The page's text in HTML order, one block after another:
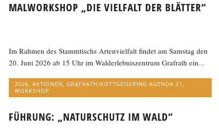
MALWORKSHOP „DIE VIELFALT DER BLÄTTER“
Im Rahmen des Stammtischs Artenvielfalt findet am Samstag den
20. Juni 2026 ab 15 Uhr im Walderlebniszentrum Grafrath ein...
2026,AKTIONEN,GRAFRATH/KOTTGEISERING AGENDA 21,
WORKSHOP
FÜHRUNG: „NATURSCHUTZ IM WALD“